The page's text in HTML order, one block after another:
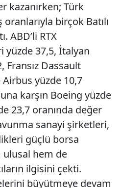
kazanırken; Türk
birçok Batılı
ABD’li RTX
yüzde 37,5, İtalyan
Fransız Dassault
yüzde 10,7
karşın Boeing yüzde
23,7 oranında değer
sanayi şirketleri,
güçlü borsa
ulusal hem de
ilgisini çekti.
büyütmeye devam